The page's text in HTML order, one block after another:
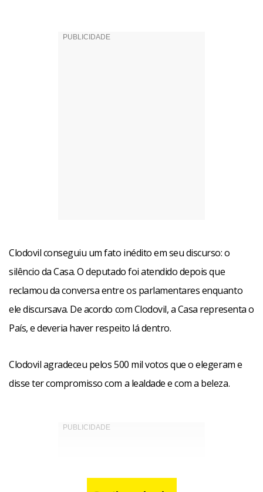
Clodovil conseguiu um fato inédito em seu discurso: o
silêncio da Casa. O deputado foi atendido depois que
reclamou da conversa entre os parlamentares enquanto
ele discursava. De acordo com Clodovil, a Casa representa o
País, e deveria haver respeito lá dentro.
Clodovil agradeceu pelos 500 mil votos que o elegeram e
disse ter compromisso com a lealdade e com a beleza.